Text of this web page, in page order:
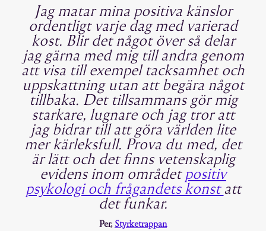
Jag matar mina positiva känslor
ordentligt varje dag med varierad
kost. Blir det något över så delar
jag gärna med mig till andra genom
att visa till exempel tacksamhet och
uppskattning utan att begära något
tillbaka. Det tillsammans gör mig
starkare, lugnare och jag tror att
jag bidrar till att göra världen lite
mer kärleksfull. Prova du med, det
är lätt och det finns vetenskaplig
evidens inom områdetpositiv
psykologi och frågandets konstatt
det funkar.
Per, Styrketrappan